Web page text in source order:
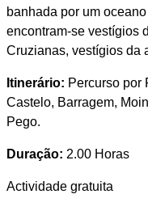
banhada por um
encontram-se vestígios
Cruzianas, vestígios da
Itinerário: Percurso por
Castelo, Barragem,
Pego.
Duração: 2.00 Horas
Actividade gratuita